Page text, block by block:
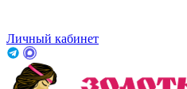
Личный кабинет